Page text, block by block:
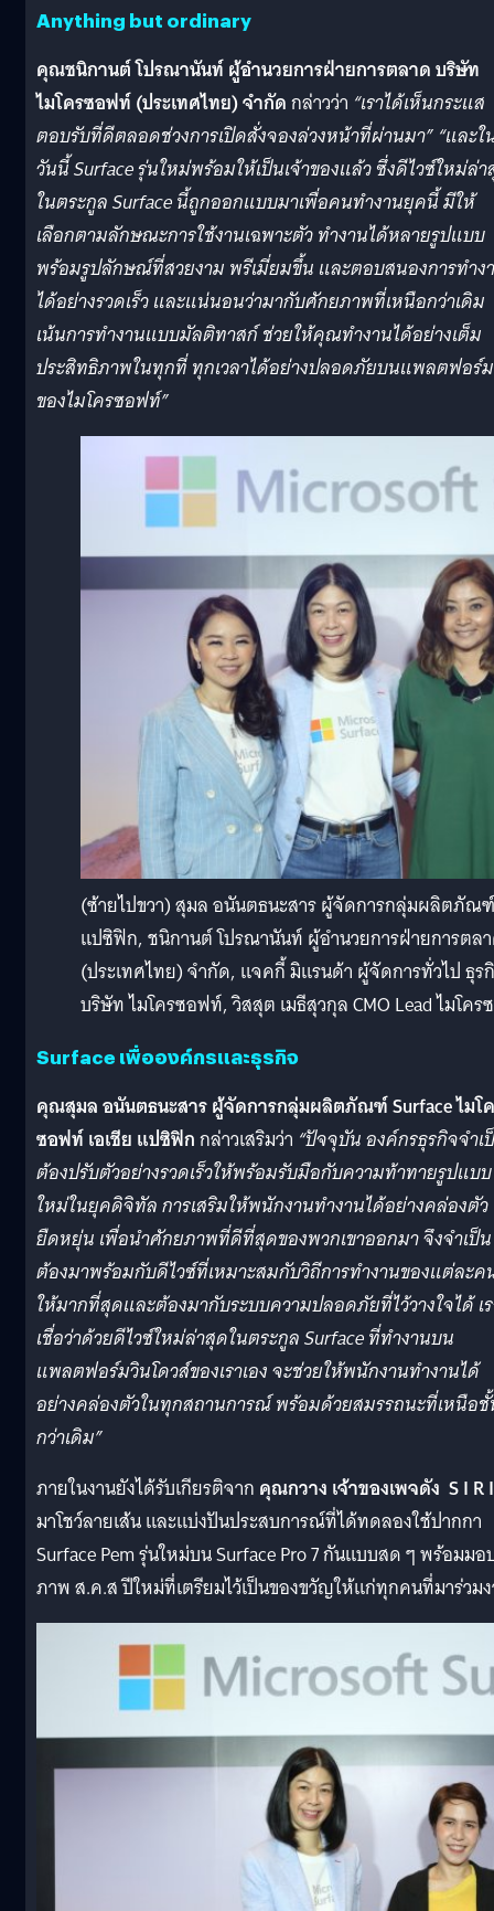
Anything but ordinary
คุณชนิกานต์ โปรณานันท์ ผู้อำนวยการฝ่ายการตลาด บริษัท
ไมโครซอฟท์ (ประเทศไทย) จำกัดกล่าวว่า “เราได้เห็นกระแส
ตอบรับที่ดีตลอดช่วงการเปิดสั่งจองล่วงหน้าที่ผ่านมา” “และใ
วันนี้ Surface รุ่นใหม่พร้อมให้เป็นเจ้าของแล้ว ซึ่งดีไวซ์ใหม่ล่
ในตระกูล Surface นี้ถูกออกแบบมาเพื่อคนทำงานยุคนี้ มีให้
เลือกตามลักษณะการใช้งานเฉพาะตัว ทำงานได้หลายรูปแบบ
พร้อมรูปลักษณ์ที่สวยงาม พรีเมี่ยมขึ้น และตอบสนองการทำง
ได้อย่างรวดเร็ว และแน่นอนว่ามากับศักยภาพที่เหนือกว่าเดิม
เน้นการทำงานแบบมัลติทาสก์ ช่วยให้คุณทำงานได้อย่างเต็ม
ประสิทธิภาพในทุกที่ ทุกเวลาได้อย่างปลอดภัยบนแพลตฟอร์ม
ของไมโครซอฟท์”
(ซ้ายไปขวา) สุมล อนันตธนะสาร ผู้จัดการกลุ่มผลิตภัณฑ์
แปซิฟิก, ชนิกานต์ โปรณานันท์ ผู้อำนวยการฝ่ายการตล
(ประเทศไทย) จำกัด, แจคกี้ มิแรนด้า ผู้จัดการทั่วไป ธุ
บริษัท ไมโครซอฟท์, วิสสุต เมธีสุวกุล CMO Lead ไมโค
Surface เพื่อองค์กรและธุรกิจ
คุณสุมล อนันตธนะสาร ผู้จัดการกลุ่มผลิตภัณฑ์Surface ไมโ
ซอฟท์ เอเชีย แปซิฟิกกล่าวเสริมว่า “ปัจจุบัน องค์กรธุรกิจจำเ
ต้องปรับตัวอย่างรวดเร็วให้พร้อมรับมือกับความท้าทายรูปแบบ
ใหม่ในยุคดิจิทัล การเสริมให้พนักงานทำงานได้อย่างคล่องตัว
ยืดหยุ่น เพื่อนำศักยภาพที่ดีที่สุดของพวกเขาออกมา จึงจำเป็น
ต้องมาพร้อมกับดีไวซ์ที่เหมาะสมกับวิถีการทำงานของแต่ละค
ให้มากที่สุดและต้องมากับระบบความปลอดภัยที่ไว้วางใจได้ เ
เชื่อว่าด้วยดีไวซ์ใหม่ล่าสุดในตระกูล Surface ที่ทำงานบน
แพลตฟอร์มวินโดวส์ของเราเอง จะช่วยให้พนักงานทำงานได้
อย่างคล่องตัวในทุกสถานการณ์ พร้อมด้วยสมรรถนะที่เหนือ
กว่าเดิม”
ภายในงานยังได้รับเกียรติจาก คุณกวาง เจ้าของเพจดัง S I R I
มาโชว์ลายเส้น และแบ่งปันประสบการณ์ที่ได้ทดลองใช้ปากกา
Surface Pem รุ่นใหม่บน Surface Pro 7 กันแบบสด ๆ พร้อมมอ
ภาพ ส.ค.ส ปีใหม่ที่เตรียมไว้เป็นของขวัญให้แก่ทุกคนที่มาร่วม